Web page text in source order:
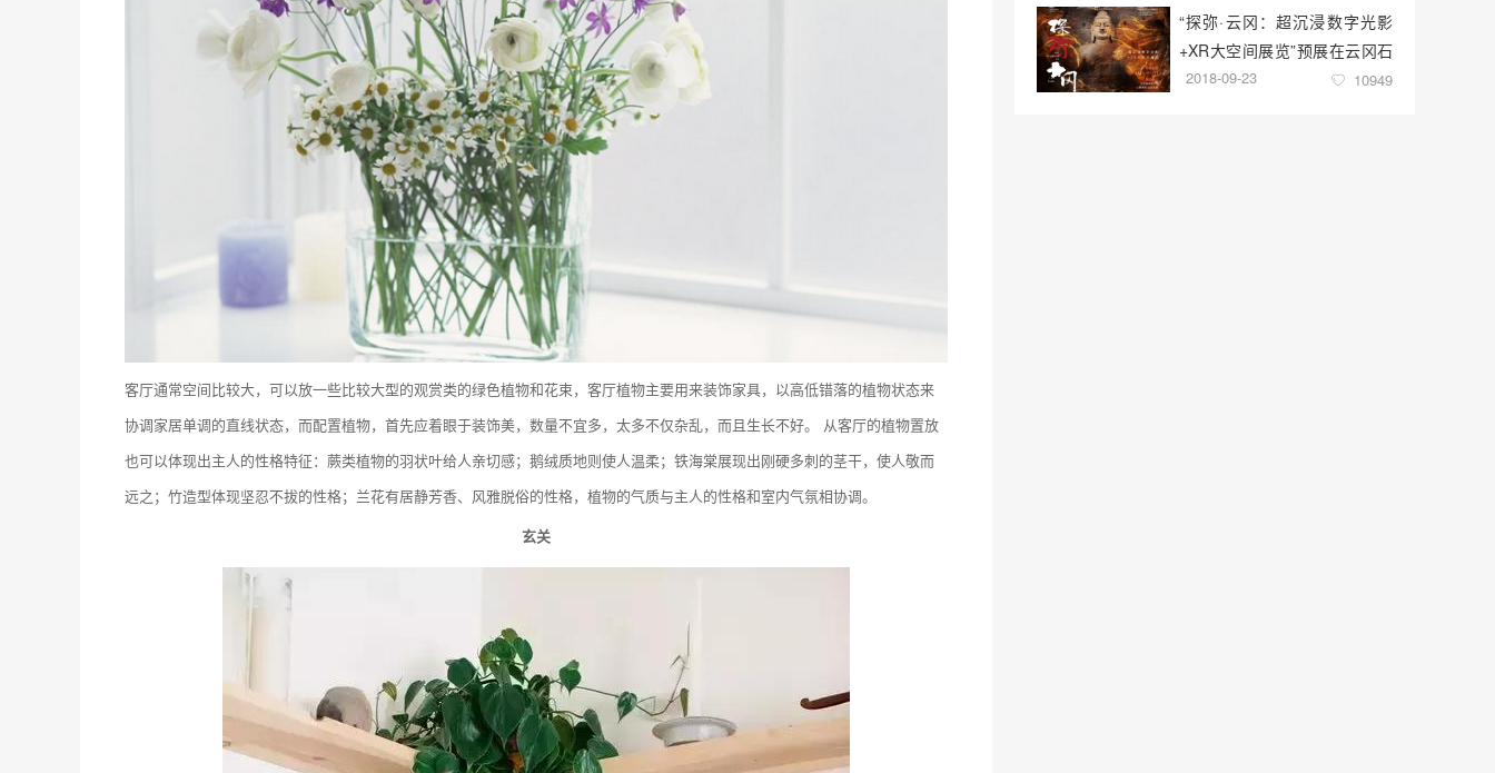
客厅通常空间比较大，可以放一些比较大型的观赏类的绿色植物和花束，客厅植物主要用来装饰家具，以高低错落的植物状态来
协调家居单调的直线状态，而配置植物，首先应着眼于装饰美，数量不宜多，太多不仅杂乱，而且生长不好。 从客厅的植物置放
也可以体现出主人的性格特征：蕨类植物的羽状叶给人亲切感；鹅绒质地则使人温柔；铁海棠展现出刚硬多刺的茎干，使人敬而
远之；竹造型体现坚忍不拔的性格；兰花有居静芳香、风雅脱俗的性格，植物的气质与主人的性格和室内气氛相协调。
玄关
“探弥·云冈：超沉浸数字光影
+XR大空间展览”预展在云冈石
窟云冈美术馆启幕
2018-09-23 10949